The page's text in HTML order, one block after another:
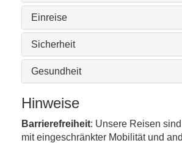
Einreise
Sicherheit
Gesundheit
Hinweise
Barrierefreiheit: Unsere Reisen
mit eingeschränkter Mobilität und